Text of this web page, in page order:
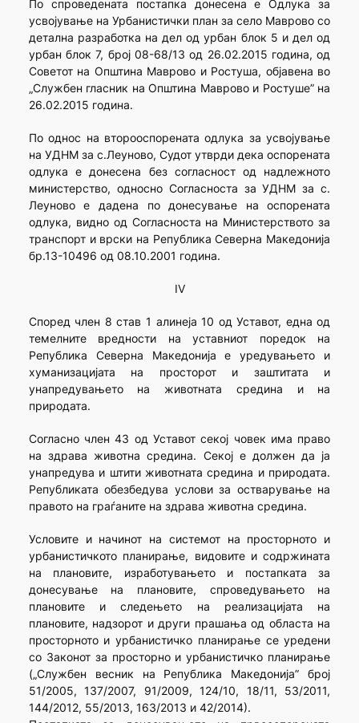
По спроведената постапка донесена е Одлука за
усвојување на Урбанистички план за село Маврово со
детална разработка на дел од урбан блок 5 и дел од
урбан блок 7, број 08-68/13 од 26.02.2015 година, од
Советот на Општина Маврово и Ростуша, објавена во
„Службен гласник на Општина Маврово и Ростуше” на
26.02.2015 година.
По однос на второоспорената одлука за усвојување
на УДНМ за с.Леуново, Судот утврди дека оспорената
одлука е донесена без согласност од надлежното
министерство, односно Согласноста за УДНМ за с.
Леуново е дадена по донесување на оспорената
одлука, видно од Согласноста на Министерството за
транспорт и врски на Република Северна Македонија
бр.13-10496 од 08.10.2001 година.
IV
Според член 8 став 1 алинеја 10 од Уставот, една од
темелните вредности на уставниот поредок на
Република Северна Македонија е уредувањето и
хуманизацијата на просторот и заштитата и
унапредувањето на животната средина и на
природата.
Согласно член 43 од Уставот секој човек има право
на здрава животна средина. Секој е должен да ја
унапредува и штити животната средина и природата.
Републиката обезбедува услови за остварување на
правото на граѓаните на здрава животна средина.
Условите и начинот на системот на просторното и
урбанистичкото планирање, видовите и содржината
на плановите, изработувањето и постапката за
донесување на плановите, спроведувањето на
плановите и следењето на реализацијата на
плановите, надзорот и други прашања од областа на
просторното и урбанистичко планирање се уредени
со Законот за просторно и урбанистичко планирање
(„Службен весник на Република Македонија” број
51/2005, 137/2007, 91/2009, 124/10, 18/11, 53/2011,
144/2012, 55/2013, 163/2013 и 42/2014).